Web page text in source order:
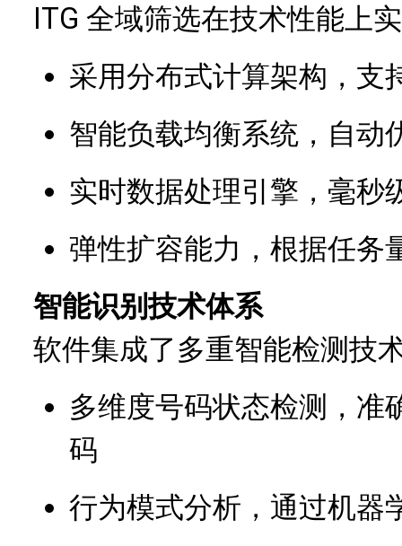
ITG 全域筛选在技术性能上
采用分布式计算架构，支
智能负载均衡系统，自动
实时数据处理引擎，毫秒
弹性扩容能力，根据任务
智能识别技术体系
软件集成了多重智能检测技
多维度号码状态检测，准
码
行为模式分析，通过机器